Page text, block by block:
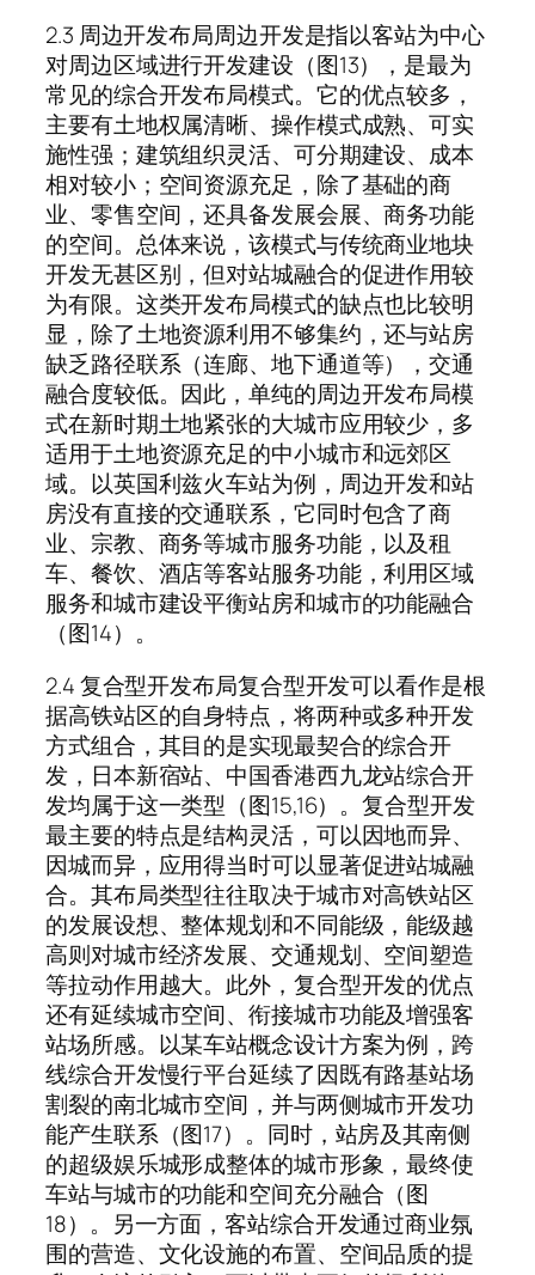
2.3 周边开发布局周边开发是指以客站为中心
对周边区域进行开发建设（图13），是最为
常见的综合开发布局模式。它的优点较多，
主要有土地权属清晰、操作模式成熟、可实
施性强；建筑组织灵活、可分期建设、成本
相对较小；空间资源充足，除了基础的商
业、零售空间，还具备发展会展、商务功能
的空间。总体来说，该模式与传统商业地块
开发无甚区别，但对站城融合的促进作用较
为有限。这类开发布局模式的缺点也比较明
显，除了土地资源利用不够集约，还与站房
缺乏路径联系（连廊、地下通道等），交通
融合度较低。因此，单纯的周边开发布局模
式在新时期土地紧张的大城市应用较少，多
适用于土地资源充足的中小城市和远郊区
域。以英国利兹火车站为例，周边开发和站
房没有直接的交通联系，它同时包含了商
业、宗教、商务等城市服务功能，以及租
车、餐饮、酒店等客站服务功能，利用区域
服务和城市建设平衡站房和城市的功能融合
（图14）。
2.4 复合型开发布局复合型开发可以看作是根
据高铁站区的自身特点，将两种或多种开发
方式组合，其目的是实现最契合的综合开
发，日本新宿站、中国香港西九龙站综合开
发均属于这一类型（图15,16）。复合型开发
最主要的特点是结构灵活，可以因地而异、
因城而异，应用得当时可以显著促进站城融
合。其布局类型往往取决于城市对高铁站区
的发展设想、整体规划和不同能级，能级越
高则对城市经济发展、交通规划、空间塑造
等拉动作用越大。此外，复合型开发的优点
还有延续城市空间、衔接城市功能及增强客
站场所感。以某车站概念设计方案为例，跨
线综合开发慢行平台延续了因既有路基站场
割裂的南北城市空间，并与两侧城市开发功
能产生联系（图17）。同时，站房及其南侧
的超级娱乐城形成整体的城市形象，最终使
车站与城市的功能和空间充分融合（图
18）。另一方面，客站综合开发通过商业氛
围的营造、文化设施的布置、空间品质的提